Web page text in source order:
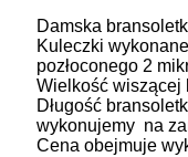
Damska
Kuleczki
pozłoconego 2
Wielkość wiszącej
Długość
wykonujemy na
Cena obejmuje